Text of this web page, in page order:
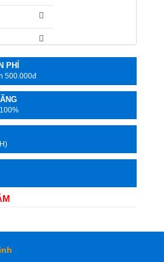
PHÍ
500.000đ